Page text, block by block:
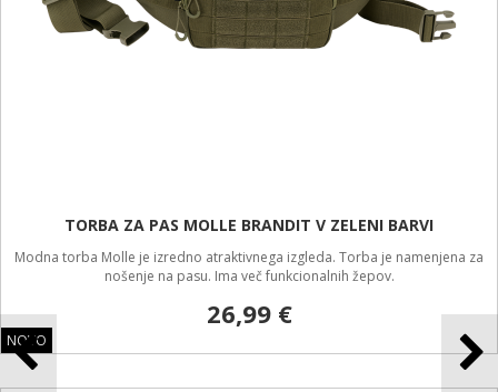
NOVO
TORBA ZA PAS MOLLE BRANDIT V ZELENI BARVI
Modna torba Molle je izredno atraktivnega izgleda. Torba je namenjena za
nošenje na pasu. Ima več funkcionalnih žepov.
26,99 €